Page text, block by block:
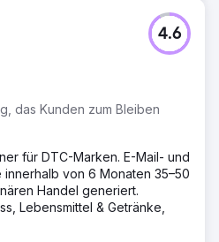
das Kunden zum Bleiben
4.6
für DTC-Marken. E-Mail- und
von 6 Monaten 35–50
Handel generiert.
Lebensmittel & Getränke,